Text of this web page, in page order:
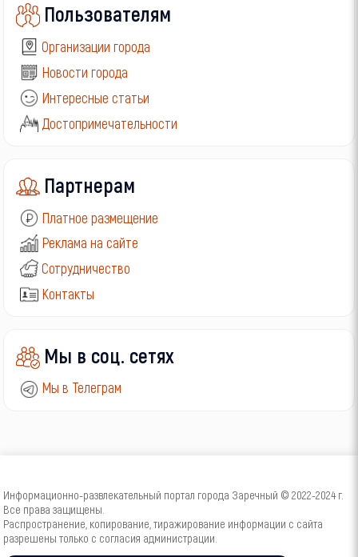
Пользователям
Организации города
Новости города
Интересные статьи
Достопримечательности
Партнерам
Платное размещение
Реклама на сайте
Сотрудничество
Контакты
Мы в соц. сетях
Мы в Телеграм
Информационно-развлекательный портал города Заречный © 2022-2024 г.
Все права защищены.
Распространение, копирование, тиражирование информации с сайта
разрешены только с согласия администрации.